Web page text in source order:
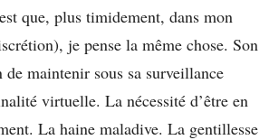
que, plus timidement, dans mon
je pense la même chose. Son
maintenir sous sa surveillance
virtuelle. La nécessité d’être en
La haine maladive. La gentillesse